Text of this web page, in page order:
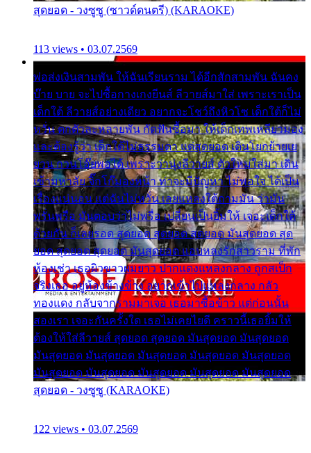
สุดยอด - วงซูซู (ซาวด์ดนตรี) (KARAOKE)
113 views • 03.07.2569
พ่อส่งเงินสามพัน ให้ฉันเรียนราม ได้อีกสักสามพัน ฉันคง
บ๊าย บาย จะไปซื้อกางเกงยีนส์ ลีวายส์มาใส่ เพราะเราเป็น
เด็กใต้ ลีวายส์อย่างเดียว อยากจะโชว์ถึงหิวโซ เด็กใต้ก็ไม่
หวั่น ตกตัวละหลายพัน กัดฟันซื้อมา ให้เด็กเทพเหลียวมอง
และต้องรู้ว่า เด็กใต้ไม่ธรรมดา แต่สุดยอด เดินโยกย้ายเย
ยวน กวนโอ๊ยพอได้ เพราะว่านุ่งลีวายส์ ตัวใหม่ใส่มา เดิน
เข้ามหาลัย จิ๊กโก๊มองหน้า ท่าจะมีปัญหา ไม่พอใจ ได้เป็น
เรื่องแน่นอน แต่ฉันไม่หวั่น เลยแหลงใต้ถามมัน ว่ามัน
พรั่นพรือ มันตอบว่าไม่พรื่อ เปลี่ยนเป็นยิ้มให้ เจอะเด็กใต้
ด้วยกัน ก็เลยรอด สุดยอด สุดยอด สุดยอด มันสุดยอด สุด
ยอด สุดยอด สุดยอด มันสุดยอด แอบหลงรักสาวราม ที่พัก
ห้องเช่า เธอผิวขาวผมยาว ปากแดงแหลงกลาง ถูกสเป็ก
จริงเธอ อยู่ห้องข้างข้าง อยากเข้าไปแหลงกลาง กลัว
ทองแดง กลับจากรามมาเจอ เธอมาซื้อข้าว แต่ก่อนนั้น
สองเรา เจอะกันครั้งใด เธอไม่เคยไยดี คราวนี้เธอยิ้มให้
ต้องให้ใส่ลีวายส์ สุดยอด สุดยอด มันสุดยอด มันสุดยอด
มันสุดยอด มันสุดยอด มันสุดยอด มันสุดยอด มันสุดยอด
มันสุดยอด มันสุดยอด มันสุดยอด มันสุดยอด มันสุดยอด
สุดยอด - วงซูซู (KARAOKE)
122 views • 03.07.2569